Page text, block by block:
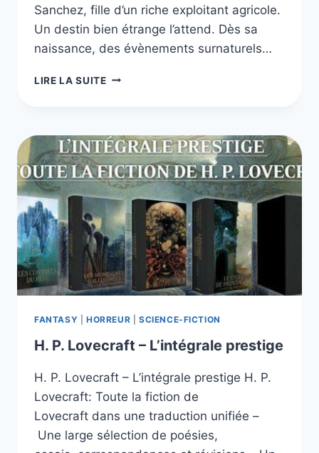
Sanchez, fille d’un riche exploitant agricole.
Un destin bien étrange l’attend. Dès sa
naissance, des évènements surnaturels…
LIRE LA SUITEROSITA
WENDY
SUE
LAWTON
FANTASY HORREUR SCIENCE-FICTION
H. P. Lovecraft – L’intégrale prestige
H. P. Lovecraft – L’intégrale prestige H. P.
Lovecraft: Toute la fiction de
Lovecraft dans une traduction unifiée –
Une large sélection de poésies,